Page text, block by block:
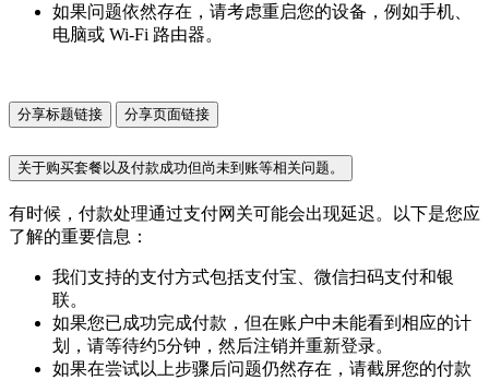
如果问题依然存在，请考虑重启您的设备，例如手机、
电脑或 Wi-Fi 路由器。
分享标题链接 分享页面链接
关于购买套餐以及付款成功但尚未到账等相关问题。
有时候，付款处理通过支付网关可能会出现延迟。以下是您应
了解的重要信息：
我们支持的支付方式包括支付宝、微信扫码支付和银
联。
如果您已成功完成付款，但在账户中未能看到相应的计
划，请等待约5分钟，然后注销并重新登录。
如果在尝试以上步骤后问题仍然存在，请截屏您的付款